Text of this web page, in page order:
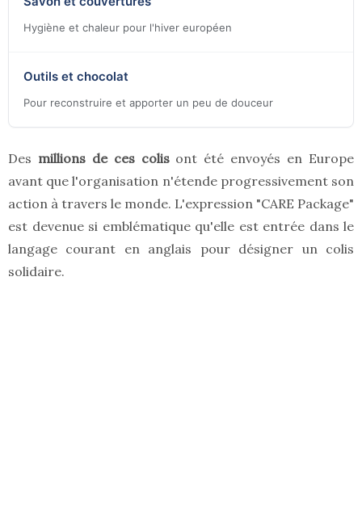
Hygiène et chaleur pour l'hiver européen
Outils et chocolat
Pour reconstruire et apporter un peu de douceur
Des millions de ces colisont été envoyés en Europe
avant que l'organisation n'étende progressivement son
action à travers le monde. L'expression "CARE Package"
est devenue si emblématique qu'elle est entrée dans le
langage courant en anglais pour désigner un colis
solidaire.